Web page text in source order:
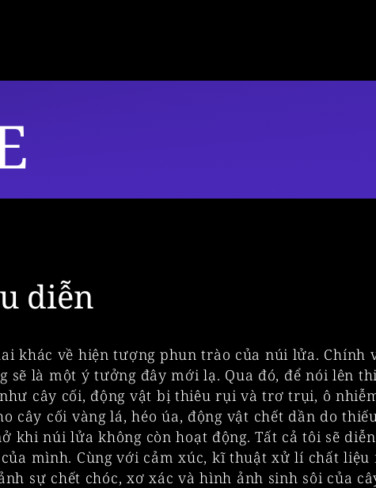
diễn
khác về hiện tượng phun trào của núi lửa. Chính
là một ý tưởng đây mới lạ. Qua đó, để nói lên
cây cối, động vật bị thiêu rụi và trơ trụi, ô
cối vàng lá, héo úa, động vật chết dần do
núi lửa không còn hoạt động. Tất cả tôi sẽ
mình. Cùng với cảm xúc, kĩ thuật xử lí chất liệu
sự chết chóc, xơ xác và hình ảnh sinh sôi của